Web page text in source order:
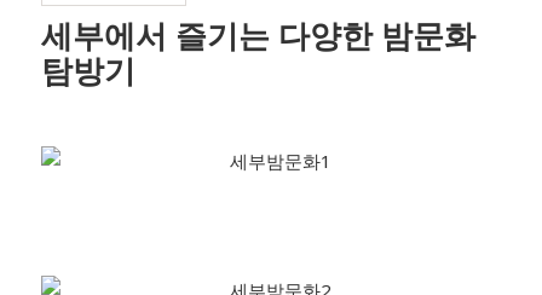
문
화
홀
화
세부에서 즐기는 다양한 밤문화
탐방기